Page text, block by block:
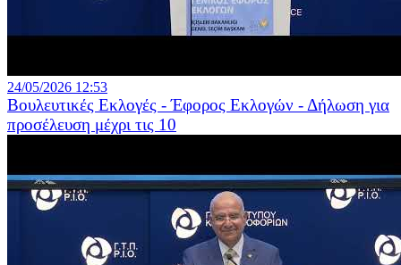
24/05/2026 12:53
Βουλευτικές Εκλογές - Έφορος Εκλογών - Δήλωση για
προσέλευση μέχρι τις 10